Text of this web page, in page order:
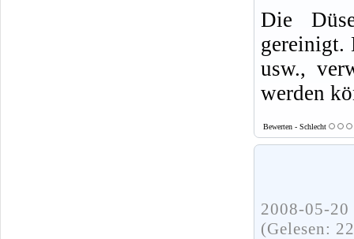
Die
gereinigt.
usw.,
werden
Bewerten - Schlecht
2008-05-
(Gelesen: